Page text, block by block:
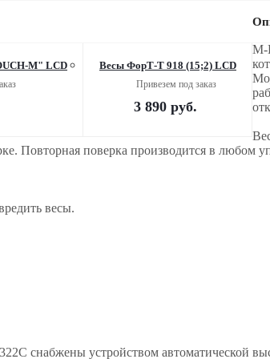
M" LCD Весы ФорТ-Т 918 (15;2) LCD
Привезем под заказ
3 890руб.
M-
Повторная поверка производится в любом
весы.
снабжены устройством автоматической